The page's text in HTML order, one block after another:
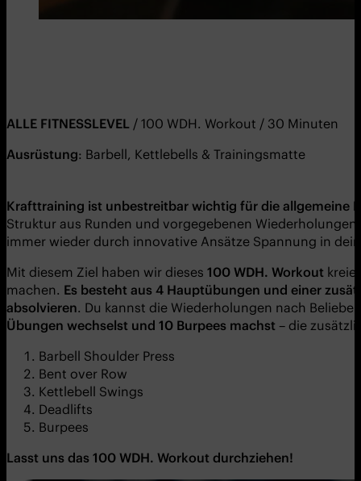
ALLE FITNESSLEVEL / 100 WDH. Workout / 30 Minuten
Ausrüstung: Barbell, Kettlebells & Trainingsmatte
Krafttraining ist unbestreitbar wichtig für die allgemeine
Struktur aus Runden und vorgegebenen
immer wieder durch innovative Ansätze Spannung in
Mit diesem Ziel haben wir dieses 100 WDH. Workout
machen. Es besteht aus 4 Hauptübungen und einer
absolvieren. Du kannst die Wiederholungen nach
Übungen wechselst und 10 Burpees machst – die
Barbell Shoulder Press
Bent over Row
Kettlebell Swings
Deadlifts
Burpees
Lasst uns das 100 WDH. Workout durchziehen!